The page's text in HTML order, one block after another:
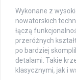
Wykonane z
nowatorskich
łączą
przeróżnych
po bardziej
detalami. Takie
klasycznymi, jak i